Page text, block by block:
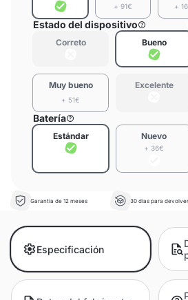
+ 91€ +
Estado del dispositivo
Correto
Bueno
Muy bueno
+ 51€
Excelente
Batería
Estándar Nuevo
+ 36€
Garantía de 12 meses 30 días para devolver
Especificación